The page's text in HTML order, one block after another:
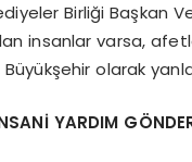
Birliği Başkan
insanlar varsa,
olarak
YARDIM